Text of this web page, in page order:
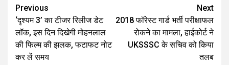
Continue
Reading
Previous
‘दृश्यम 3’ का टीजर रिलीज डेट
लॉक, इस दिन दिखेगी मोहनलाल
की फिल्म की झलक, फटाफट नोट
कर लें समय
Next
2018 फॉरेस्ट गार्ड भर्ती परीक्षाफल
रोकने का मामला, हाईकोर्ट ने
UKSSSC के सचिव को किया
तलब